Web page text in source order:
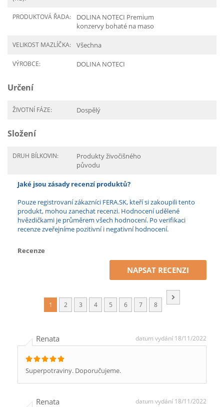
PRODUKTOVÁ ŘADA:
DOLINA NOTECI Premium
konzervy bohaté na maso
VELIKOST MAZLÍČKA: Všechna
VÝROBCE: DOLINA NOTECI
Určení
ŽIVOTNÍ FÁZE: Dospělý
Složení
DRUH BÍLKOVIN:
Produkty živočišného
původu
Jaké jsou zásady recenzí produktů?
Pouze registrovaní zákazníci FERA.SK, kteří si zakoupili tento
produkt, mohou zanechat recenzi. Hodnocení udělené
hvězdičkami je průměrem všech hodnocení. Po verifikaci
recenze zveřejníme pozitivní i negativní hodnocení.
Recenze
NAPSAT RECENZI
1 2 3 4 5 6 7 8
Renata datum vydání 18/11/2022
Superpotraviny. Doporučujeme.
Renata datum vydání 18/11/2022